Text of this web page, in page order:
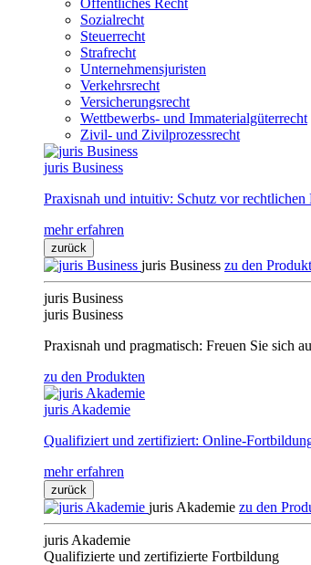
Sozialrecht
Steuerrecht
Strafrecht
Unternehmensjuristen
Verkehrsrecht
Versicherungsrecht
Wettbewerbs- und Immaterialgüterrecht
Zivil- und Zivilprozessrecht
juris Business
Praxisnah und intuitiv: Schutz vor rechtlichen
mehr erfahren
zurück
juris Business zu den
juris Business
juris Business
Praxisnah und pragmatisch: Freuen Sie sich
zu den Produkten
juris Akademie
Qualifiziert und zertifiziert: Online-
mehr erfahren
zurück
juris Akademie zu den
juris Akademie
Qualifizierte und zertifizierte Fortbildung